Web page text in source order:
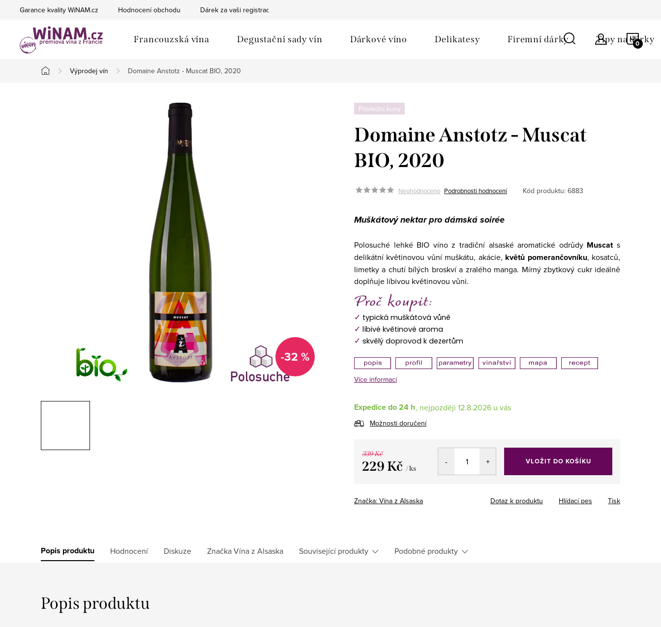
Garance kvality WiNAM.cz Hodnocení obchodu Dárek za vaši registraci
Francouzská vína Degustační sady vín Dárkové víno Delikatesy Firemní dárky Tipy na dárky
Domů
Výprodej vín Domaine Anstotz - Muscat BIO, 2020
-32 %
Poslední kusy
Domaine Anstotz - Muscat
BIO, 2020
Neohodnoceno Podrobnosti hodnocení Kód produktu: 6883
Muškátový nektar pro dámská soirée
Polosuché lehké BIO víno z tradiční alsaské aromatické odrůdy Muscats
delikátní květinovou vůní muškátu, akácie, květů pomerančovníku, kosatců,
limetky a chutí bílých broskví a zralého manga. Mírný zbytkový cukr ideálně
doplňuje líbivou květinovou vůni.
✓ typická muškátová vůně
✓ líbivé květinové aroma
✓ skvělý doprovod k dezertům
Více informací
Expedice do 24 h 12.8.2026
Možnosti doručení
339 Kč
229 Kč / ks
VLOŽIT DO KOŠÍKU
Značka: Vína z Alsaska Tisk
Dotaz k produktu Hlídací pes
Popis produktu Hodnocení Diskuze ZnačkaVína z Alsaska Související produkty Podobné produkty
Popis produktu